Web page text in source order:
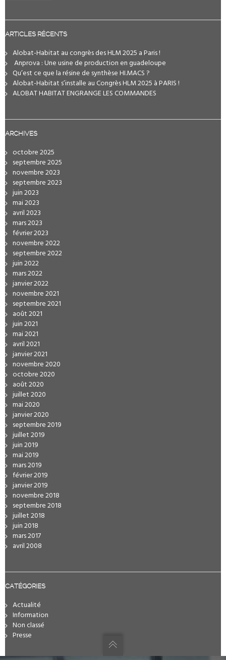
ARTICLES RÉCENTS
Alobat-Habitat au congrès des HLM 2025 a Paris !
️ Anprova : Une usine de production en guadeloupe
Qu’est ce que la résine de synthèse HI.MACS ?
Alobat-Habitat s’installe au Congrès HLM 2025 à PARIS !
ALOBAT HABITAT ENGRANGE LES COMMANDES
ARCHIVES
octobre 2025
septembre 2025
novembre 2023
septembre 2023
juin 2023
mai 2023
avril 2023
mars 2023
février 2023
novembre 2022
septembre 2022
juin 2022
mars 2022
janvier 2022
novembre 2021
septembre 2021
août 2021
juin 2021
mai 2021
avril 2021
janvier 2021
novembre 2020
octobre 2020
août 2020
juillet 2020
mai 2020
janvier 2020
septembre 2019
juillet 2019
juin 2019
mai 2019
mars 2019
février 2019
janvier 2019
novembre 2018
septembre 2018
juillet 2018
juin 2018
mars 2017
avril 2008
CATÉGORIES
Actualité
Information
Non classé
Presse